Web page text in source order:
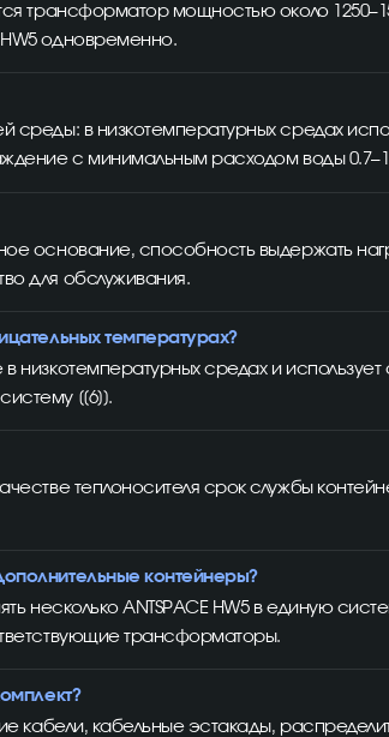
трансформатор мощностью около
HW5 одновременно.
в низкотемпературных средах
с минимальным расходом воды
основание, способность выдержать
для обслуживания.
температурах?
средах и
[[6]].
теплоносителя срок службы
контейнеры?
несколько ANTSPACE HW5 в единую
трансформаторы.
кабели, кабельные эстакады,